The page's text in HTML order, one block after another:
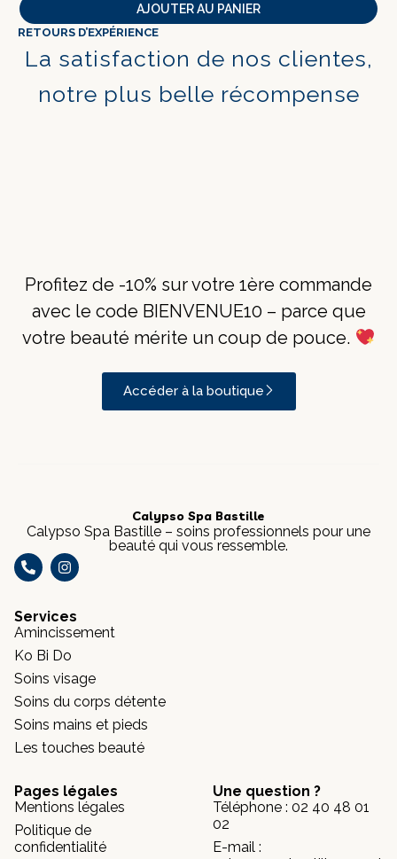
AJOUTER AU PANIER
RETOURS D’EXPÉRIENCE
La satisfaction de nos clientes,
notre plus belle récompense
Profitez de -10% sur votre 1ère commande
avec le code BIENVENUE10 – parce que
votre beauté mérite un coup de pouce.
Accéder à la boutique
Calypso Spa Bastille
Calypso Spa Bastille – soins professionnels pour une
beauté qui vous ressemble.
Services
Amincissement
Ko Bi Do
Soins visage
Soins du corps détente
Soins mains et pieds
Les touches beauté
Pages légales
Mentions légales
Politique de
confidentialité
Une question ?
Téléphone : 02 40 48 01
02
E-mail :